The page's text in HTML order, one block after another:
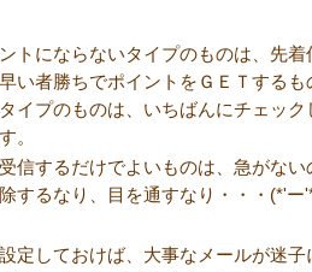
トにならないタイプのものは、先着
い者勝ちでポイントをＧＥＴするも
イプのものは、いちばんにチェック
。
信するだけでよいものは、急がない
するなり、目を通すなり・・・(*'ー
定しておけば、大事なメールが迷子